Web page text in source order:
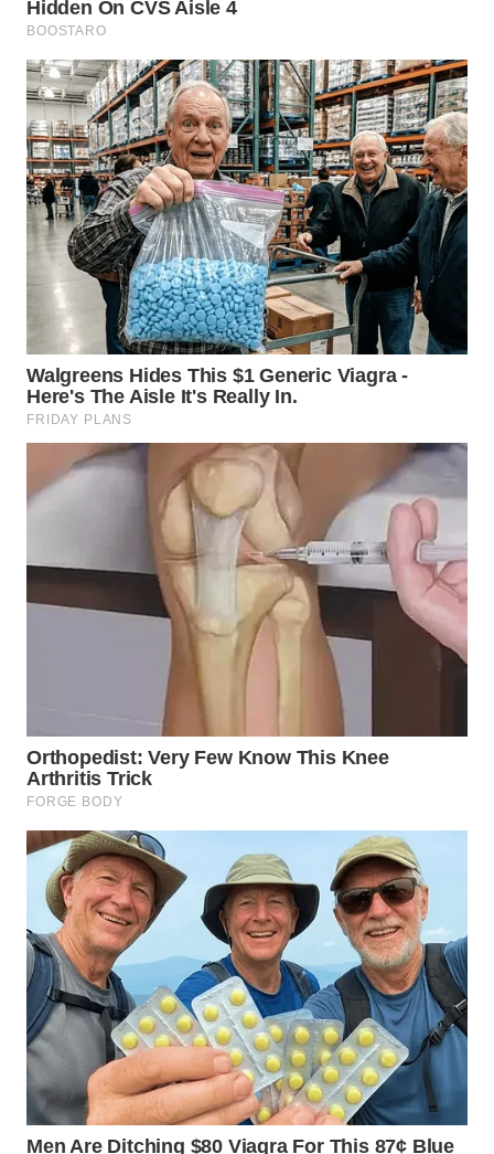
KALTARA
WN
KALSEL
WN
KALTIM
WN
SULSEL
GORONTALO
WN
SULUT
WN
MALUT
DANAU
TOBA
WN
NIAS
WN
LANGKAT
WN
TAPANULI
SELATAN
WN
TANJUNG
LESUNG